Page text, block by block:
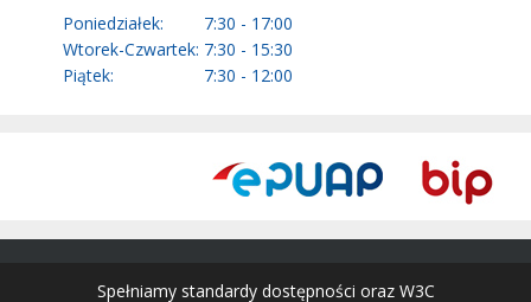
Poniedziałek:
7:30 - 17:00
Wtorek-Czwartek: 7:30 - 15:30
Piątek:
7:30 - 12:00
Spełniamy standardy dostępności oraz W3C